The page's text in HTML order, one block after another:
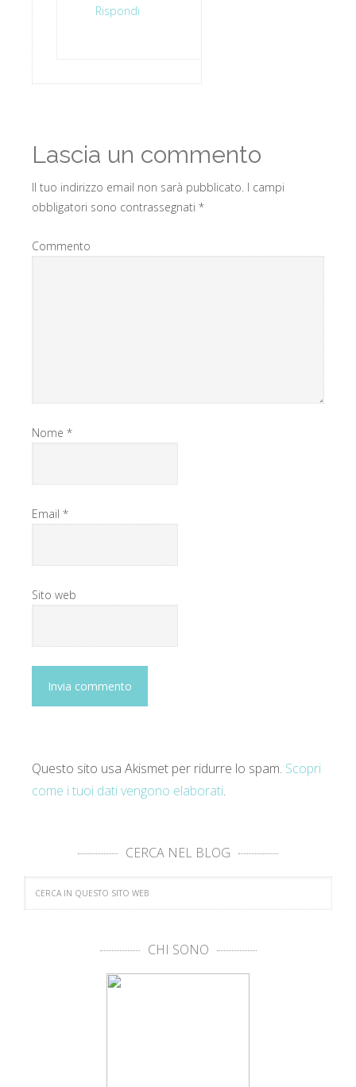
Rispondi
Lascia un commento
Il tuo indirizzo email non sarà pubblicato. I campi
obbligatori sono contrassegnati *
Commento
Nome *
Email *
Sito web
Questo sito usa Akismet per ridurre lo spam. Scopri
come i tuoi dati vengono elaborati.
CERCA NEL BLOG
CHI SONO